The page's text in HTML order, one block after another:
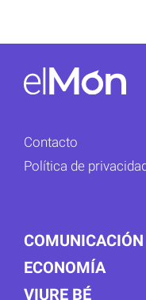
Contacto
Política de
COMUNICACIÓN
ECONOMÍA
VIURE BÉ